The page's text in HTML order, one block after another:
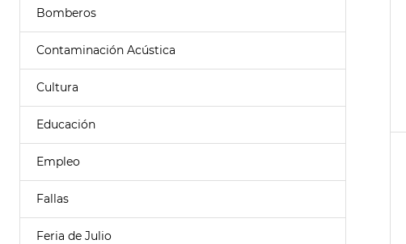
Bomberos
Contaminación Acústica
Cultura
Educación
Empleo
Fallas
Feria de Julio